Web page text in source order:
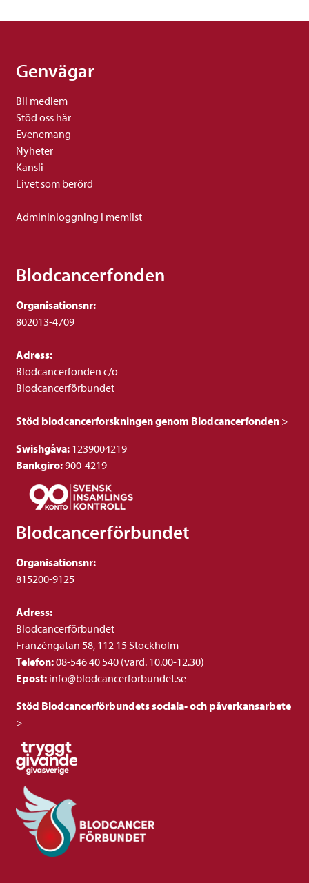
Genvägar
Bli medlem
Stöd oss här
Evenemang
Nyheter
Kansli
Livet som berörd
Admininloggning i memlist
Blodcancerfonden
Organisationsnr:
802013-4709
Adress:
Blodcancerfonden c/o
Blodcancerförbundet
Stöd blodcancerforskningen genom Blodcancerfonden >
Swishgåva: 1239004219
Bankgiro:900-4219
Blodcancerförbundet
Organisationsnr:
815200-9125
Adress:
Blodcancerförbundet
Franzéngatan 58, 112 15 Stockholm
Telefon:08-546 40 540 (vard. 10.00-12.30)
Epost: info@blodcancerforbundet.se
Stöd Blodcancerförbundets sociala- och påverkansarbete
>